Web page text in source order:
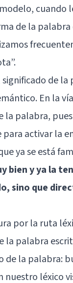
cuando
de la
de la
En la
la palabra,
para activar la
ya se está
bien y ya la
sino que
por la ruta
la palabra
de la palabra:
nuestro léxico